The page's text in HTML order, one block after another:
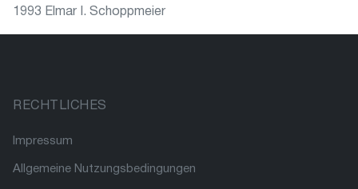
1993 Elmar I. Schoppmeier
RECHTLICHES
Impressum
Allgemeine Nutzungsbedingungen